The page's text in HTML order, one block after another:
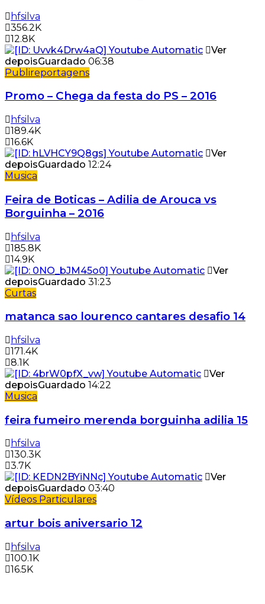
hfsilva
356.2K
12.8K
Ver
depoisGuardado 06:38
Publireportagens
Promo – Chega da festa do PS – 2016
hfsilva
189.4K
16.6K
Ver
depoisGuardado 12:24
Musica
Feira de Boticas – Adilia de Arouca vs
Borguinha – 2016
hfsilva
185.8K
14.9K
Ver
depoisGuardado 31:23
Curtas
matanca sao lourenco cantares desafio 14
hfsilva
171.4K
8.1K
Ver
depoisGuardado 14:22
Musica
feira fumeiro merenda borguinha adilia 15
hfsilva
130.3K
3.7K
Ver
depoisGuardado 03:40
Vídeos Particulares
artur bois aniversario 12
hfsilva
100.1K
16.5K